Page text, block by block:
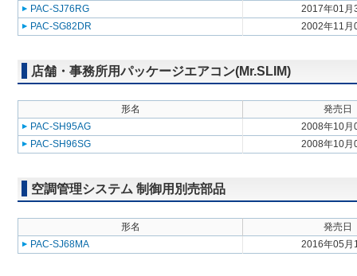
PAC-SJ76RG
2017年01月
PAC-SG82DR
2002年11月
店舗・事務所用パッケージエアコン(Mr.SLIM)
形名
発売日
PAC-SH95AG
2008年10月
PAC-SH96SG
2008年10月
空調管理システム 制御用別売部品
形名
発売日
PAC-SJ68MA
2016年05月